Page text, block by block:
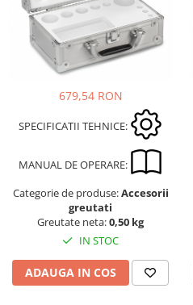
679,54 RON
SPECIFICATII TEHNICE:
MANUAL DE OPERARE:
Categorie de produse:Accesorii
greutati
Greutate neta:0,50 kg
IN STOC
ADAUGA IN COS